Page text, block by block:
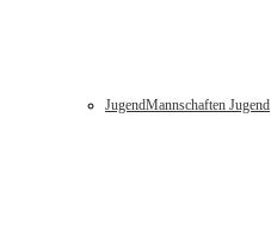
JugendMannschaften Jugend